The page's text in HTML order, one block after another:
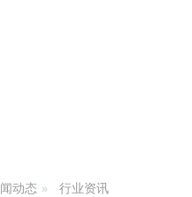
动态 行业资讯